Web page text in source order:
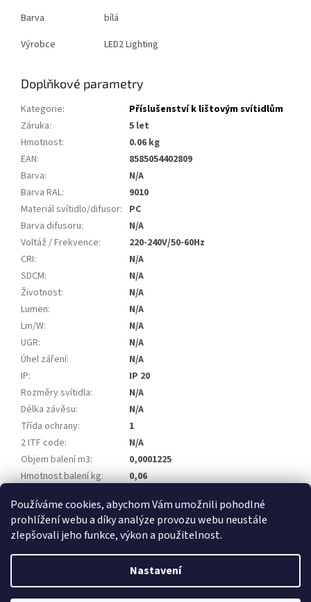
Používáme cookies, abychom Vám umožnili pohodlné
prohlížení webu a díky analýze provozu webu neustále
zlepšovali jeho funkce, výkon a použitelnost.
Nastavení
Barva
bílá
Výrobce
LED2 Lighting
Doplňkové parametry
Kategorie:
Příslušenství k lištovým svítidlům
Záruka:
5 let
Hmotnost:
0.06 kg
EAN:
8585054402809
Barva:
N/A
Barva RAL:
9010
Materiál svítidlo/difusor: PC
Barva difusoru:
N/A
Voltáž / Frekvence:
220-240V/50-60Hz
CRI:
N/A
SDCM:
N/A
Životnost:
N/A
Lumen:
N/A
Lm/W:
N/A
UGR:
N/A
Úhel záření:
N/A
IP:
IP 20
Rozměry svítidla:
N/A
Délka závěsu:
N/A
Třída ochrany:
1
2 ITF code:
N/A
Objem balení m3:
0,0001225
Hmotnost balení kg:
0,06